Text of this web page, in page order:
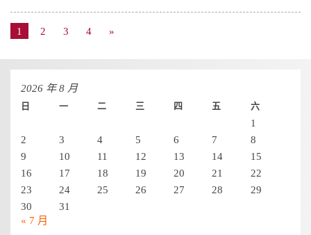
1 2 3 4 »
2026 年 8 月
日 一 二 三 四 五 六
1
2
3 4 5 6 7
8
9
10 11 12 13 14
15
16
17 18 19 20 21
22
23
24 25 26 27 28
29
30
31
« 7 月